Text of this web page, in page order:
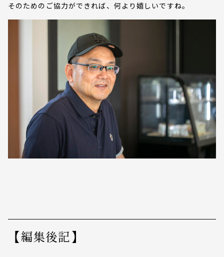
そのためのご協力ができれば、何より嬉しいですね。
【編集後記】